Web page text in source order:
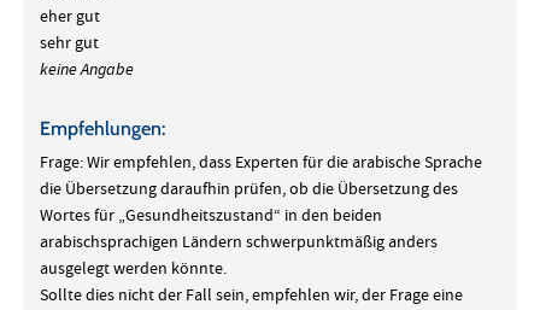
eher gut
sehr gut
keine Angabe
Empfehlungen:
Frage: Wir empfehlen, dass Experten für die arabische Sprache
die Übersetzung daraufhin prüfen, ob die Übersetzung des
Wortes für „Gesundheitszustand“ in den beiden
arabischsprachigen Ländern schwerpunktmäßig anders
ausgelegt werden könnte.
Sollte dies nicht der Fall sein, empfehlen wir, der Frage eine